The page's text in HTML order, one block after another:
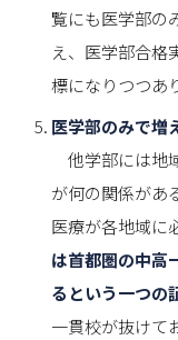
覧にも医学部の
え、医学部合格
標になりつつあ
医学部のみで増
他学部には地
が何の関係があ
医療が各地域に
は首都圏の中高
るという一つの
一貫校が抜けて